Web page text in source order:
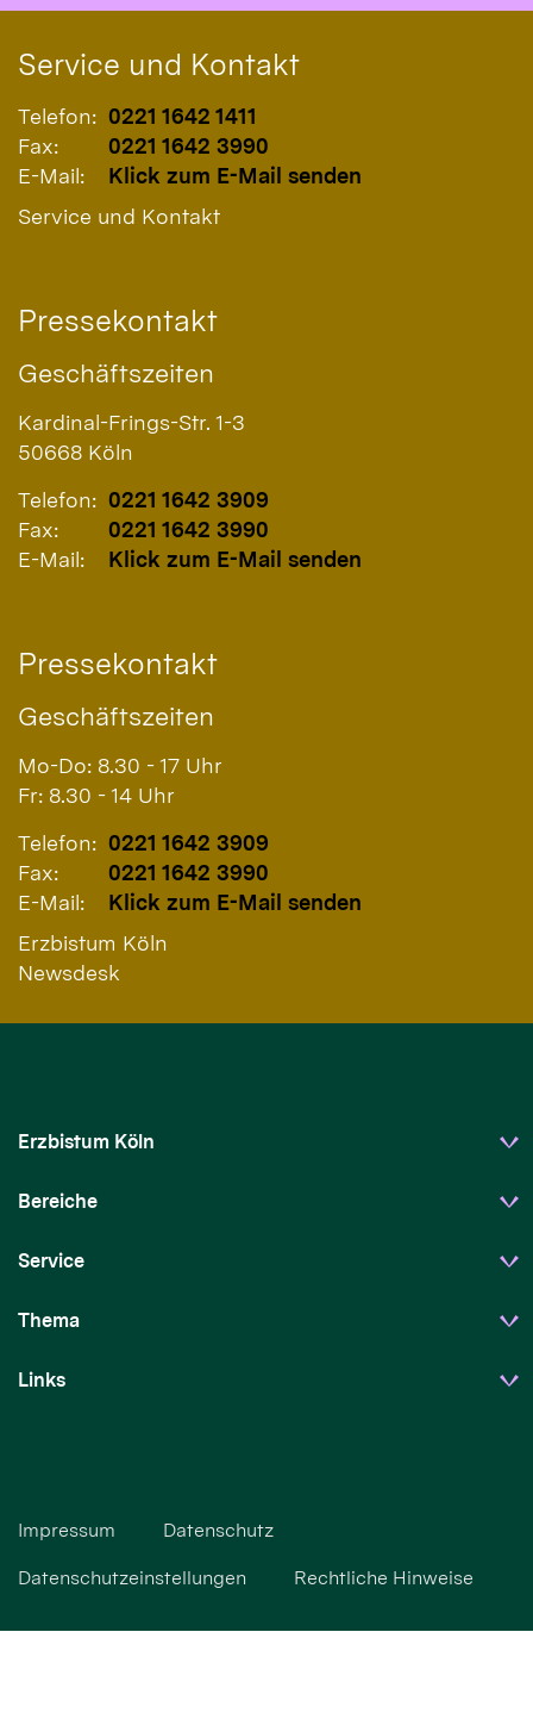
Service und Kontakt
Telefon: 0221 1642 1411
Fax:
0221 1642 3990
E-Mail:
Klick zum E-Mail senden
Service und Kontakt
Pressekontakt
Geschäftszeiten
Kardinal-Frings-Str. 1-3
50668 Köln
Telefon: 0221 1642 3909
Fax:
0221 1642 3990
E-Mail:
Klick zum E-Mail senden
Pressekontakt
Geschäftszeiten
Mo-Do: 8.30 - 17 Uhr
Fr: 8.30 - 14 Uhr
Telefon: 0221 1642 3909
Fax:
0221 1642 3990
E-Mail:
Klick zum E-Mail senden
Erzbistum Köln
Newsdesk
Erzbistum Köln
Bereiche
Service
Thema
Links
Impressum Datenschutz
Datenschutzeinstellungen Rechtliche Hinweise